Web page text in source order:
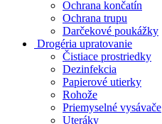
Ochrana končatín
Ochrana trupu
Darčekové poukážky
Drogéria upratovanie
Čistiace prostriedky
Dezinfekcia
Papierové utierky
Rohože
Priemyselné vysávače
Uteráky